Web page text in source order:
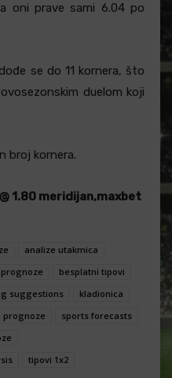
oni prave sami 6.04 po
se do 11 kornera, što
duelom koji
broj kornera.
1.80 meridijan,maxbet
analize utakmica
besplatni tipovi
suggestions
kladionica
prognoze
sports forecasts
tipovi 1x2